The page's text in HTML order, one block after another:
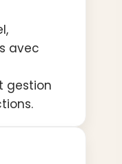
avec
gestion